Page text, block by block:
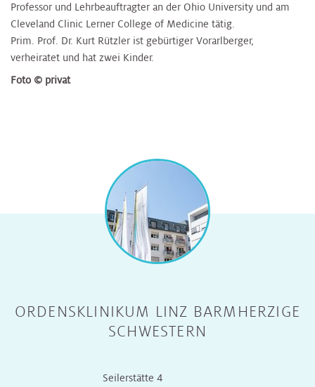
Professor und Lehrbeauftragter an der Ohio University und am
Cleveland Clinic Lerner College of Medicine tätig.
Prim. Prof. Dr. Kurt Rützler ist gebürtiger Vorarlberger,
verheiratet und hat zwei Kinder.
Foto © privat
ORDENSKLINIKUM LINZ BARMHERZIGE
SCHWESTERN
Seilerstätte 4